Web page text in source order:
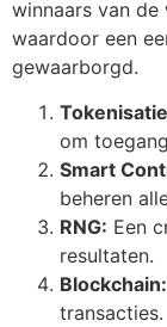
winnaars van de
waardoor een
gewaarborgd.
om
Smart
beheren
RNG: Een
resultaten.
Blockchain:
transacties.